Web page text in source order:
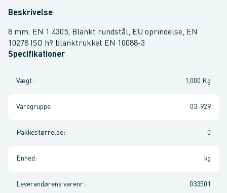
Beskrivelse
8 mm. EN 1.4305, Blankt rundstål, EU oprindelse, EN
10278 ISO h9 blanktrukket EN 10088-3
Specifikationer
Vægt: 1,000 Kg
Varegruppe: 03-929
Pakkestørrelse: 0
Enhed : kg
Leverandørens varenr. : 033501